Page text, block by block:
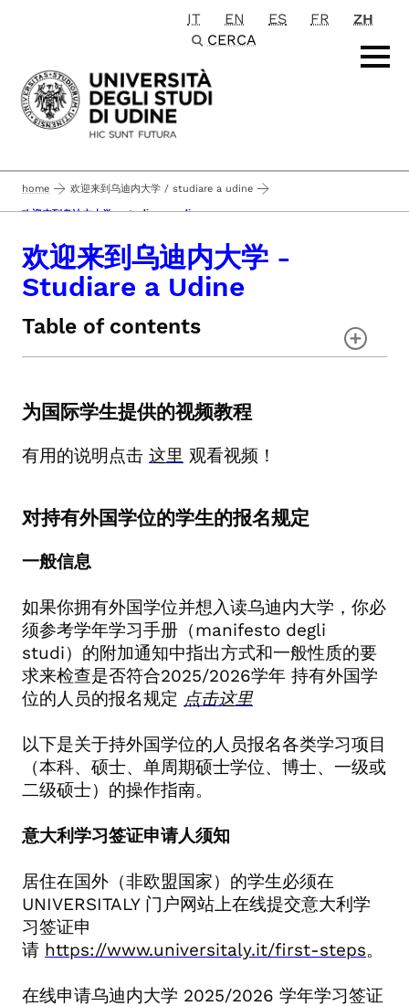
Passa al contenuto principale
IT EN ES FR
ZH
CERCA
home 欢迎来到乌迪内大学 / studiare a udine
欢迎来到乌迪内大学 - studiare a udine
欢迎来到乌迪内大学 -
Studiare a Udine
Table of contents
申请意大利本科课程
注册硕士课程
注册博士（PhD）课程
攻读一级或二级硕士学位
为注册大学学习课程而对国际学生进行
分类
为国际学生提供的视频教程
有用的说明点击 这里 观看视频！
对持有外国学位的学生的报名规定
一般信息
如果你拥有外国学位并想入读乌迪内大学，你必
须参考学年学习手册（manifesto degli
studi）的附加通知中指出方式和一般性质的要
求来检查是否符合2025/2026学年 持有外国学
位的人员的报名规定 点击这里
以下是关于持外国学位的人员报名各类学习项目
（本科、硕士、单周期硕士学位、博士、一级或
二级硕士）的操作指南。
意大利学习签证申请人须知
居住在国外（非欧盟国家）的学生必须在
UNIVERSITALY 门户网站上在线提交意大利学
习签证申
请 https://www.universitaly.it/first-steps。
在线申请乌迪内大学 2025/2026 学年学习签证